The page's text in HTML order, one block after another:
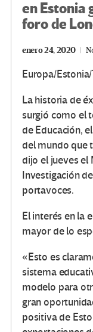
en Estonia
foro de
enero 24, 2020
Europa/Estonia/
La historia de
surgió como el
de Educación,
del mundo que
dijo el jueves el
Investigación
portavoces.
El interés en la
mayor de lo
«Esto es
sistema
modelo para
gran
positiva de